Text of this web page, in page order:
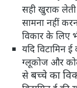
सही खुराक
सामना नहीं
विकार के लिए
यदि विटामिन
ग्लूकोज और
से बच्चे का